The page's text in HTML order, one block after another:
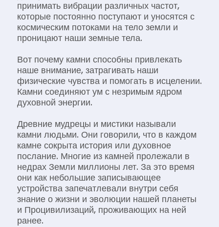
принимать вибрации различных частот,
которые постоянно поступают и уносятся с
космическим потоками на тело земли и
проницают наши земные тела.
Вот почему камни способны привлекать
наше внимание, затрагивать наши
физические чувства и помогать в исцелении.
Камни соединяют ум с незримым ядром
духовной энергии.
Древние мудрецы и мистики называли
камни людьми. Они говорили, что в каждом
камне сокрыта история или духовное
послание. Многие из камней пролежали в
недрах Земли миллионы лет. За это время
они как небольшие записывающее
устройства запечатлевали внутри себя
знание о жизни и эволюции нашей планеты
и Процивилизаций, проживающих на ней
ранее.